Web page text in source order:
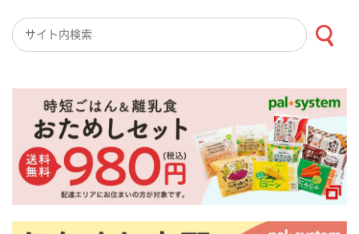
検索キーワード入力